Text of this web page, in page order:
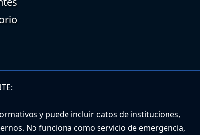
y puede incluir datos de instituciones,
No funciona como servicio de emergencia,